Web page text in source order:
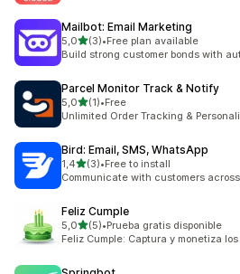
Mailbot: Email Marketing
5,0de 5 estrelas
(3)
3 total de avaliações
•Free plan available
Build strong customer bonds with
Parcel Monitor Track & Notify
5,0de 5 estrelas
(1)
1 total de avaliações
•Free
Unlimited Order Tracking &
Bird: Email, SMS, WhatsApp
1,4de 5 estrelas
(3)
3 total de avaliações
•Free to install
Communicate with customers
Feliz Cumple
5,0de 5 estrelas
(5)
5 total de avaliações
•Prueba gratis disponible
Feliz Cumple: Captura y monetiza